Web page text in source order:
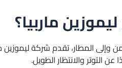
ماربيا؟
المطار، تقدم شركة ليموزين
التوتر والانتظار الطويل.